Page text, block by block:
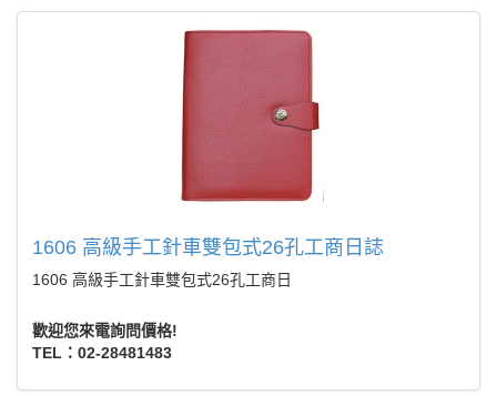
1606 高級手工針車雙包式26孔工商日誌
1606 高級手工針車雙包式26孔工商日
歡迎您來電詢問價格!
TEL：02-28481483